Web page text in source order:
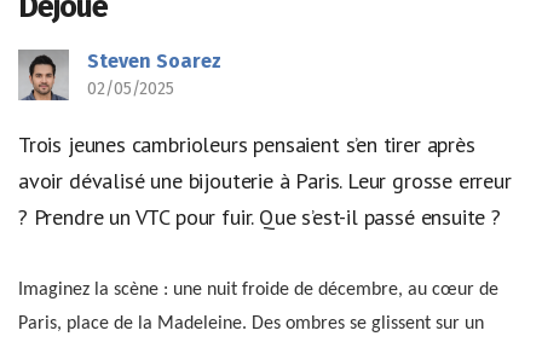
Steven Soarez
02/05/2025
Trois jeunes cambrioleurs pensaient s’en tirer après
avoir dévalisé une bijouterie à Paris. Leur grosse erreur
? Prendre un VTC pour fuir. Que s’est-il passé ensuite ?
Imaginez la scène : une nuit froide de décembre, au cœur de
Paris, place de la Madeleine. Des ombres se glissent sur un